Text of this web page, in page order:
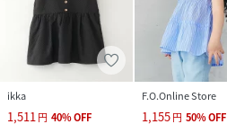
ikka
1,511円 40%OFF
F.O.Online Store
1,155円 50%OFF